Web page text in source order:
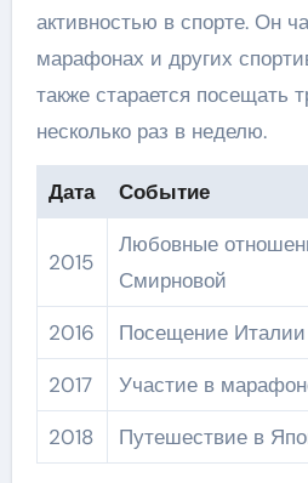
активностью в спорте. Он
марафонах и других
также старается посещать
несколько раз в неделю.
Дата Событие
2015
Любовные
Смирновой
2016
Посещение
2017
Участие в
2018
Путешествие в